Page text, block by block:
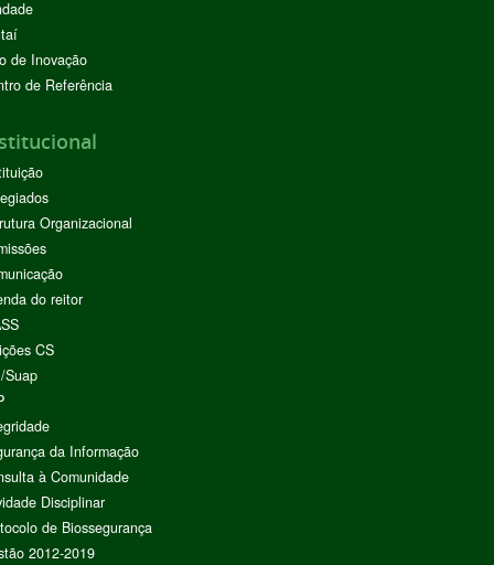
de Inovação
de Referência
Organizacional
do reitor
CS
Suap
da Informação
à Comunidade
Disciplinar
de Biossegurança
2012-2019